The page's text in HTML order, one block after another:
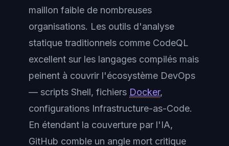
maillon faible de nombreuses
organisations. Les outils d'analyse
statique traditionnels comme CodeQL
excellent sur les langages compilés mais
peinent à couvrir l'écosystème DevOps
— scripts Shell, fichiers Docker,
configurations Infrastructure-as-Code.
En étendant la couverture par l'IA,
GitHub comble un angle mort critique